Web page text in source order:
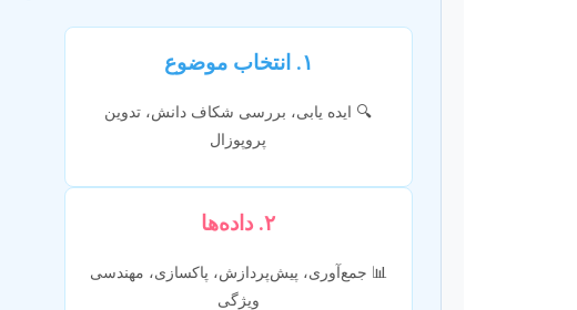
۱. انتخاب موضوع
🔍 ایده یابی، بررسی شکاف دانش، تدوین
پروپوزال
۲. داده‌ها
📊 جمع‌آوری، پیش‌پردازش، پاکسازی، مهندسی
ویژگی